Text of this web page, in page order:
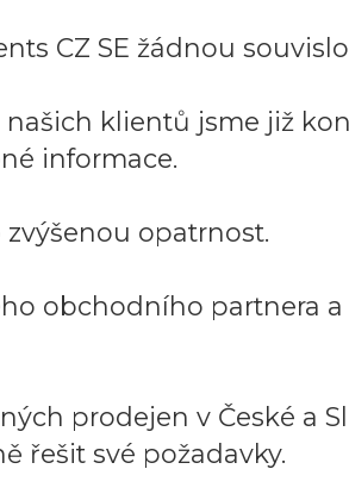
CZ SE žádnou
klientů jsme již
informace.
opatrnost.
obchodního partnera
prodejen v České a
řešit své požadavky.